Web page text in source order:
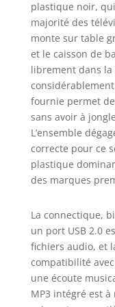
plastique noir,
majorité des
monte sur table
et le caisson de
librement dans
fournie permet
sans avoir à
L’ensemble
correcte pour ce
plastique
des marques
La connectique,
un port USB 2.0
fichiers audio, et
compatibilité
une écoute
MP3 intégré est